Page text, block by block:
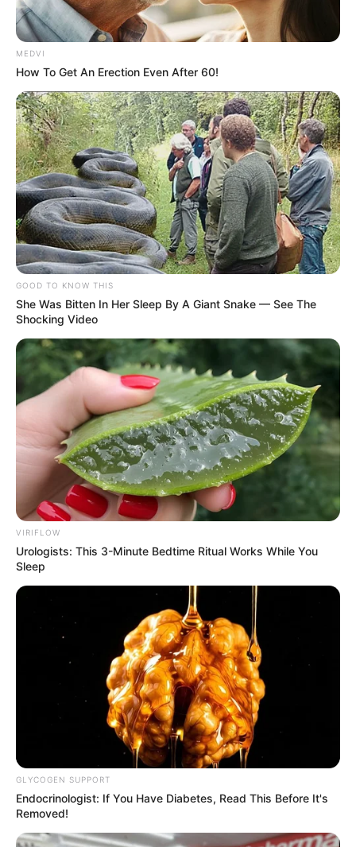
MEDVI
How To Get An Erection Even After 60!
GOOD TO KNOW THIS
She Was Bitten In Her Sleep By A Giant Snake — See The
Shocking Video
VIRIFLOW
Urologists: This 3-Minute Bedtime Ritual Works While You
Sleep
GLYCOGEN SUPPORT
Endocrinologist: If You Have Diabetes, Read This Before It's
Removed!